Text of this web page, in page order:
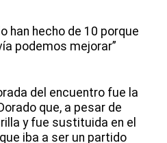
han hecho de 10 porque
podemos mejorar”
del encuentro fue la
que, a pesar de
y fue sustituida en el
iba a ser un partido